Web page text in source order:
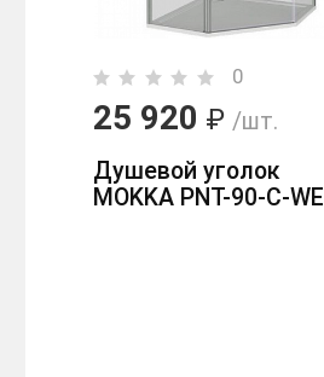
0
25 920 ₽ /шт.
Душевой уголок
MOKKA PNT-90-C-WE